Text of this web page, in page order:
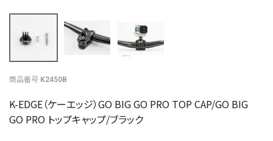
商品番号 K2450B
K-EDGE（ケーエッジ）GO BIG GO PRO TOP CAP/GO BIG
GO PRO トップキャップ/ブラック